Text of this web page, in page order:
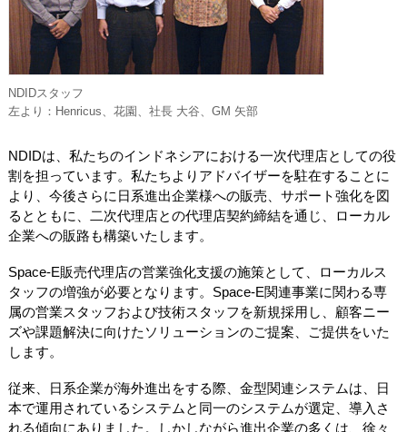
NDIDスタッフ
左より：Henricus、花園、社長 大谷、GM 矢部
NDIDは、私たちのインドネシアにおける一次代理店としての役
割を担っています。私たちよりアドバイザーを駐在することに
より、今後さらに日系進出企業様への販売、サポート強化を図
るとともに、二次代理店との代理店契約締結を通じ、ローカル
企業への販路も構築いたします。
Space-E販売代理店の営業強化支援の施策として、ローカルス
タッフの増強が必要となります。Space-E関連事業に関わる専
属の営業スタッフおよび技術スタッフを新規採用し、顧客ニー
ズや課題解決に向けたソリューションのご提案、ご提供をいた
します。
従来、日系企業が海外進出をする際、金型関連システムは、日
本で運用されているシステムと同一のシステムが選定、導入さ
れる傾向にありました。しかしながら進出企業の多くは、徐々